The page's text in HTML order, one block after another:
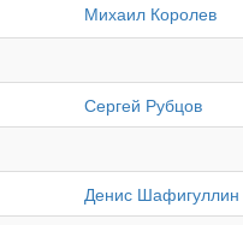
Михаил Королев
Сергей Рубцов
Денис Шафигуллин